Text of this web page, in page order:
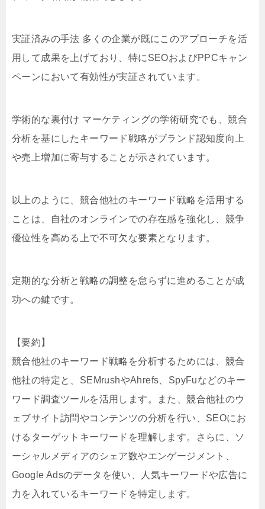
実証済みの手法 多くの企業が既にこのアプローチを活
用して成果を上げており、特にSEOおよびPPCキャン
ペーンにおいて有効性が実証されています。
学術的な裏付け マーケティングの学術研究でも、競合
分析を基にしたキーワード戦略がブランド認知度向上
や売上増加に寄与することが示されています。
以上のように、競合他社のキーワード戦略を活用する
ことは、自社のオンラインでの存在感を強化し、競争
優位性を高める上で不可欠な要素となります。
定期的な分析と戦略の調整を怠らずに進めることが成
功への鍵です。
【要約】
競合他社のキーワード戦略を分析するためには、競合
他社の特定と、SEMrushやAhrefs、SpyFuなどのキー
ワード調査ツールを活用します。また、競合他社のウ
ェブサイト訪問やコンテンツの分析を行い、SEOにお
けるターゲットキーワードを理解します。さらに、ソ
ーシャルメディアのシェア数やエンゲージメント、
Google Adsのデータを使い、人気キーワードや広告に
力を入れているキーワードを特定します。